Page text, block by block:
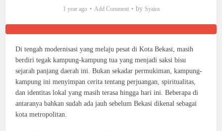
1 year ago Add Comment by Syaira
Di tengah modernisasi yang melaju pesat di Kota Bekasi, masih
berdiri tegak kampung-kampung tua yang menjadi saksi bisu
sejarah panjang daerah ini. Bukan sekadar permukiman, kampung-
kampung ini menyimpan cerita tentang perjuangan, spiritualitas,
dan identitas lokal yang masih terasa hingga hari ini. Beberapa di
antaranya bahkan sudah ada jauh sebelum Bekasi dikenal sebagai
kota metropolitan.